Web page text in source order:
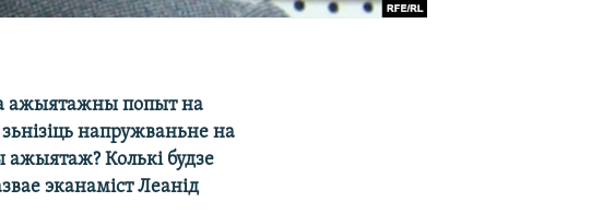
ажыятажны попыт на
напружваньне на
Колькі будзе
эканаміст Леанід